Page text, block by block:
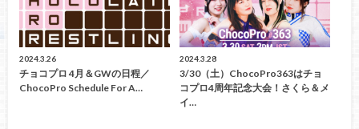
2024.3.26
チョコプロ 4月＆GWの日程／
ChocoPro Schedule For A…
2024.3.28
3/30（土）ChocoPro363はチョ
コプロ4周年記念大会！さくら＆メ
イ…